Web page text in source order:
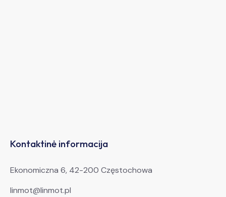
Kontaktinė informacija
Ekonomiczna 6, 42-200 Częstochowa
linmot@linmot.pl